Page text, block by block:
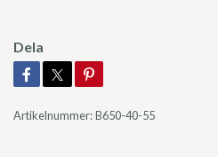
Dela
Artikelnummer:B650-40-55